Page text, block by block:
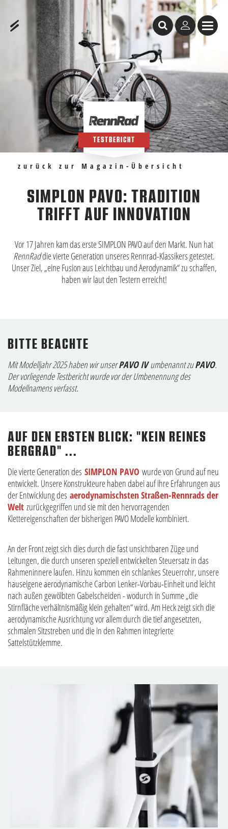
Inhaltstabelle
SIMPLON PAVO: Tradition trifft auf Innovation
Empfehlungen
TESTBERICHT
zurück zur Magazin-Übersicht
SIMPLON PAVO: TRADITION
TRIFFT AUF INNOVATION
Vor 17 Jahren kam das erste SIMPLON PAVO auf den Markt. Nun hat
RennRaddie vierte Generation unseres Rennrad-Klassikers getestet.
Unser Ziel, „eine Fusion aus Leichtbau und Aerodynamik“ zu schaffen,
haben wir laut den Testern erreicht!
BITTE BEACHTE
Mit Modelljahr 2025 haben wir unserPAVO IVumbenannt zuPAVO.
Der vorliegende Testbericht wurde vor der Umbenennung des
Modellnamens verfasst.
AUF DEN ERSTEN BLICK: "KEIN REINES
BERGRAD" ...
Die vierte Generation des SIMPLON PAVO wurde von Grund auf neu
entwickelt. Unsere Konstrukteure haben dabei auf ihre Erfahrungen aus
der Entwicklung des aerodynamischsten Straßen-Rennrads der
Welt zurückgegriffen und sie mit den hervorragenden
Klettereigenschaften der bisherigen PAVO Modelle kombiniert.
An der Front zeigt sich dies durch die fast unsichtbaren Züge und
Leitungen, die durch unseren speziell entwickelten Steuersatz in das
Rahmeninnere laufen. Hinzu kommen ein schlankes Steuerrohr, unsere
hauseigene aerodynamische Carbon Lenker-Vorbau-Einheit und leicht
nach außen gewölbten Gabelscheiden - wodurch in Summe „die
Stirnfläche verhältnismäßig klein gehalten“ wird. Am Heck zeigt sich die
aerodynamische Ausrichtung vor allem durch die tief angesetzten,
schmalen Sitzstreben und die in den Rahmen integrierte
Sattelstützklemme.